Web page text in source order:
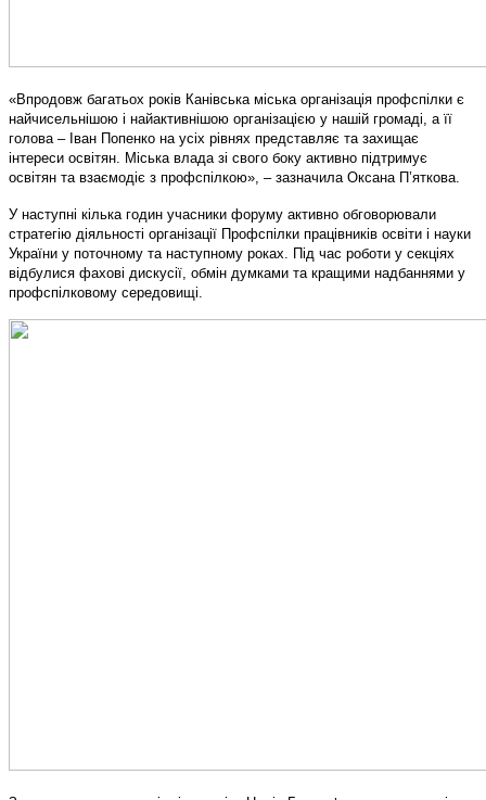
«Впродовж багатьох років Канівська міська організація профспілки є
найчисельнішою і найактивнішою організацією у нашій громаді, а її
голова – Іван Попенко на усіх рівнях представляє та захищає
інтереси освітян. Міська влада зі свого боку активно підтримує
освітян та взаємодіє з профспілкою», – зазначила Оксана П’яткова.
У наступні кілька годин учасники форуму активно обговорювали
стратегію діяльності організації Профспілки працівників освіти і науки
України у поточному та наступному роках. Під час роботи у секціях
відбулися фахові дискусії, обмін думками та кращими надбаннями у
профспілковому середовищі.